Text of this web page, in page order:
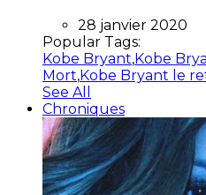
28 janvier 2020
Popular Tags:
Kobe Bryant,Kobe
Mort,Kobe Bryant le
See All
Chroniques